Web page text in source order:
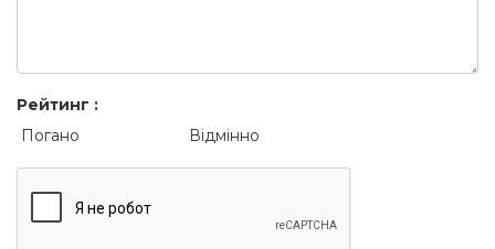
Рейтинг :
Погано
Відмінно